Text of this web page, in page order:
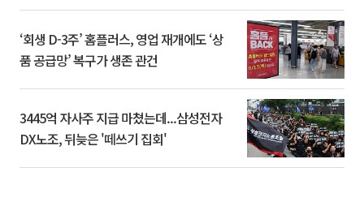
‘회생 D-3주’ 홈플러스, 영업 재개에도 ‘상
품 공급망’ 복구가 생존 관건
3445억 자사주 지급 마쳤는데...삼성전자
DX노조, 뒤늦은 '떼쓰기 집회'